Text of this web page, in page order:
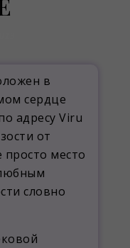
в
сердце
адресу Viru
от
место
словно